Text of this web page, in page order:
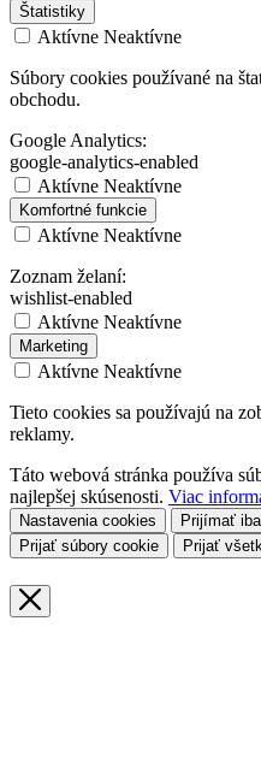
Štatistiky
Aktívne Neaktívne
Súbory cookies používané na
obchodu.
Google Analytics:
google-analytics-enabled
Aktívne Neaktívne
Komfortné funkcie
Aktívne Neaktívne
Zoznam želaní:
wishlist-enabled
Aktívne Neaktívne
Marketing
Aktívne Neaktívne
Tieto cookies sa používajú na
reklamy.
Táto webová stránka používa
najlepšej skúsenosti. Viac
Nastavenia cookies
Prijímať
Prijať súbory cookie
Prijať